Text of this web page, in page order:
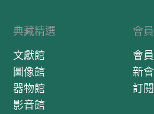
典藏精選
文獻館
圖像館
器物館
影音館
會
會
新
訂